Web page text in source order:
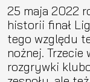
25 maja 2022
historii finał
tego względu
nożnej.
rozgrywki